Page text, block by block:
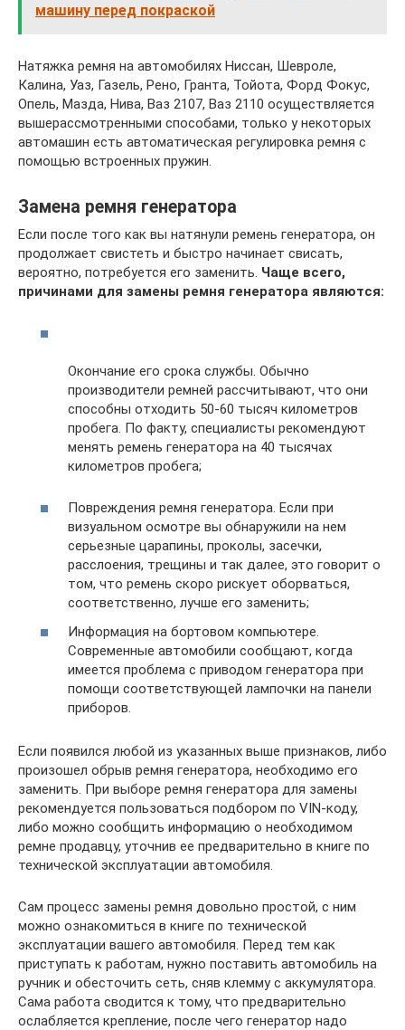
машину перед покраской
Натяжка ремня на автомобилях Ниссан, Шевроле,
Калина, Уаз, Газель, Рено, Гранта, Тойота, Форд Фокус,
Опель, Мазда, Нива, Ваз 2107, Ваз 2110 осуществляется
вышерассмотренными способами, только у некоторых
автомашин есть автоматическая регулировка ремня с
помощью встроенных пружин.
Замена ремня генератора
Если после того как вы натянули ремень генератора, он
продолжает свистеть и быстро начинает свисать,
вероятно, потребуется его заменить. Чаще всего,
причинами для замены ремня генератора являются:
Окончание его срока службы. Обычно
производители ремней рассчитывают, что они
способны отходить 50-60 тысяч километров
пробега. По факту, специалисты рекомендуют
менять ремень генератора на 40 тысячах
километров пробега;
Повреждения ремня генератора. Если при
визуальном осмотре вы обнаружили на нем
серьезные царапины, проколы, засечки,
расслоения, трещины и так далее, это говорит о
том, что ремень скоро рискует оборваться,
соответственно, лучше его заменить;
Информация на бортовом компьютере.
Современные автомобили сообщают, когда
имеется проблема с приводом генератора при
помощи соответствующей лампочки на панели
приборов.
Если появился любой из указанных выше признаков, либо
произошел обрыв ремня генератора, необходимо его
заменить. При выборе ремня генератора для замены
рекомендуется пользоваться подбором по VIN-коду,
либо можно сообщить информацию о необходимом
ремне продавцу, уточнив ее предварительно в книге по
технической эксплуатации автомобиля.
Сам процесс замены ремня довольно простой, с ним
можно ознакомиться в книге по технической
эксплуатации вашего автомобиля. Перед тем как
приступать к работам, нужно поставить автомобиль на
ручник и обесточить сеть, сняв клемму с аккумулятора.
Сама работа сводится к тому, что предварительно
ослабляется крепление, после чего генератор надо